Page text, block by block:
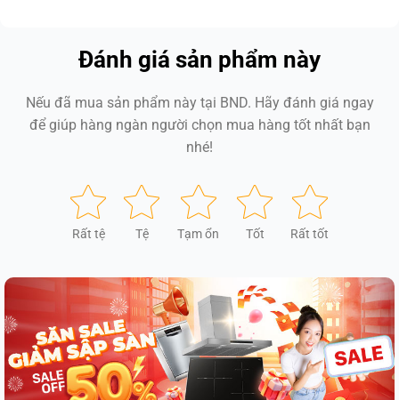
Đánh giá sản phẩm này
Nếu đã mua sản phẩm này tại BND. Hãy đánh giá ngay
để giúp hàng ngàn người chọn mua hàng tốt nhất bạn
nhé!
Rất tệ Tệ Tạm ổn Tốt Rất tốt